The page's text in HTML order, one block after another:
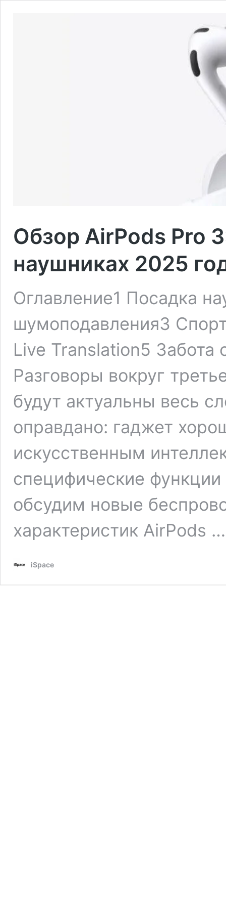
Обзор AirPods Pro
наушниках 2025
Оглавление1 Посадка
шумоподавления3
Live Translation5 Забота
Разговоры вокруг
будут актуальны весь
оправдано: гаджет
искусственным
специфические
обсудим новые
характеристик AirPods
iSpace